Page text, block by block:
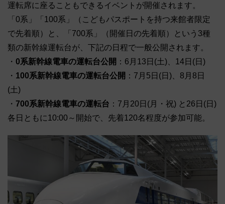
運転席に座ることもできるイベントが開催されます。
「0系」「100系」（こどもパスポートを持つ来館者限定
で先着順）と、「700系」（開催日の先着順）という3種
類の新幹線運転台が、下記の日程で一般公開されます。
・ 0系新幹線電車の運転台公開 ：6月13日(土)、14日(日)
・ 100系新幹線電車の運転台公開 ：7月5日(日)、8月8日
(土)
・ 700系新幹線電車の運転台 ：7月20日(月・祝) と26日(日)
各日ともに10:00～開始で、先着120名程度が参加可能。